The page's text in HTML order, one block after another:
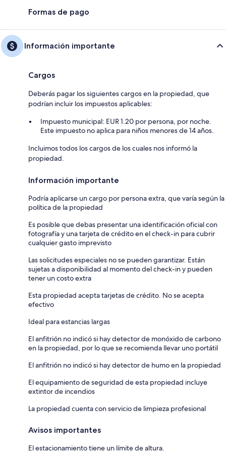
Formas de pago
Información importante
Cargos
Deberás pagar los siguientes cargos en la propiedad, que
podrían incluir los impuestos aplicables:
Impuesto municipal: EUR 1.20 por persona, por noche.
Este impuesto no aplica para niños menores de 14 años.
Incluimos todos los cargos de los cuales nos informó la
propiedad.
Información importante
Podría aplicarse un cargo por persona extra, que varía según la
política de la propiedad
Es posible que debas presentar una identificación oficial con
fotografía y una tarjeta de crédito en el check-in para cubrir
cualquier gasto imprevisto
Las solicitudes especiales no se pueden garantizar. Están
sujetas a disponibilidad al momento del check-in y pueden
tener un costo extra
Esta propiedad acepta tarjetas de crédito. No se acepta
efectivo
Ideal para estancias largas
El anfitrión no indicó si hay detector de monóxido de carbono
en la propiedad, por lo que se recomienda llevar uno portátil
El anfitrión no indicó si hay detector de humo en la propiedad
El equipamiento de seguridad de esta propiedad incluye
extintor de incendios
La propiedad cuenta con servicio de limpieza profesional
Avisos importantes
El estacionamiento tiene un límite de altura.